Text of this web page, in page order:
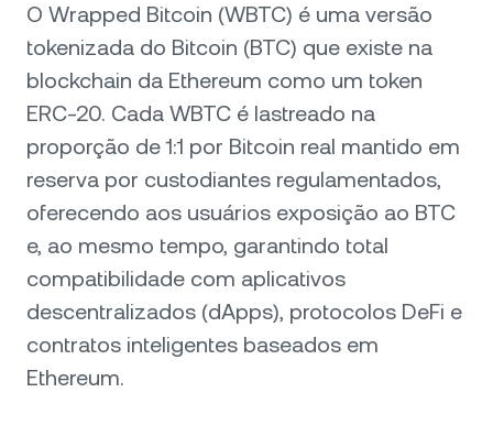
O Wrapped Bitcoin (WBTC) é uma versão
tokenizada do Bitcoin (BTC) que existe na
blockchain da Ethereum como um token
ERC-20. Cada WBTC é lastreado na
proporção de 1:1 por Bitcoin real mantido em
reserva por custodiantes regulamentados,
oferecendo aos usuários exposição ao BTC
e, ao mesmo tempo, garantindo total
compatibilidade com aplicativos
descentralizados (dApps), protocolos DeFi e
contratos inteligentes baseados em
Ethereum.